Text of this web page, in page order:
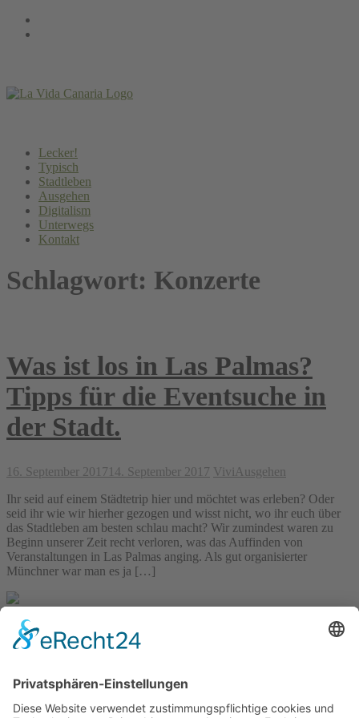
Springe
zum
Lecker!
Typisch
Stadtleben
Ausgehen
Digitalism
Unterwegs
Kontakt
Schlagwort: Konzerte
Was ist los in Las Palmas?
Tipps für die Eventsuche in
der Stadt.
16. September 2017 14. September 2017 Vivi Ausgehen
Ihr seid auf einem Städtetrip hier und möchtet was erleben? Oder
seid ihr wie wir hierher gezogen und wisst nicht, wo ihr euch über
das Stadtleben am besten schlau macht? Wir zumindest waren zu
Beginn unserer Zeit recht verloren, was das Auffinden von
Veranstaltungen in Las Palmas anging. Als gut organisierter
Münchner war man es ja […]
La Vida Canaria…
im Süden. Seit Oktober 2016 wohnen wir in der schönsten Stadt der
Kanaren, LAS PALMAS, die im Kanaren-Kontext leider immer